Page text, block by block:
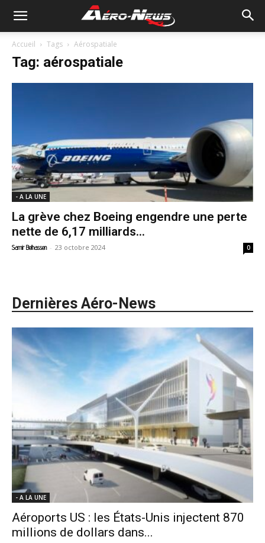
Accueil Tags Aérospatiale
Tag: aérospatiale
- A LA UNE
La grève chez Boeing engendre une perte
nette de 6,17 milliards...
Samir Belhassen - 23 octobre 2024 0
Dernières Aéro-News
- A LA UNE
Aéroports US : les États-Unis injectent 870
millions de dollars dans...